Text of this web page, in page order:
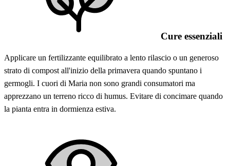
Cure essenziali
Applicare un fertilizzante equilibrato a lento rilascio o un generoso
strato di compost all'inizio della primavera quando spuntano i
germogli. I cuori di Maria non sono grandi consumatori ma
apprezzano un terreno ricco di humus. Evitare di concimare quando
la pianta entra in dormienza estiva.